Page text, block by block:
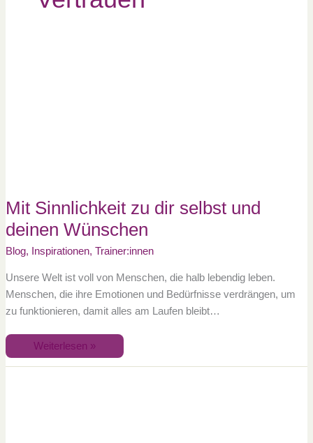
Mit Sinnlichkeit zu dir selbst und
deinen Wünschen
Blog, Inspirationen, Trainer:innen
Unsere Welt ist voll von Menschen, die halb lebendig leben.
Menschen, die ihre Emotionen und Bedürfnisse verdrängen, um
zu funktionieren, damit alles am Laufen bleibt…
Weiterlesen »